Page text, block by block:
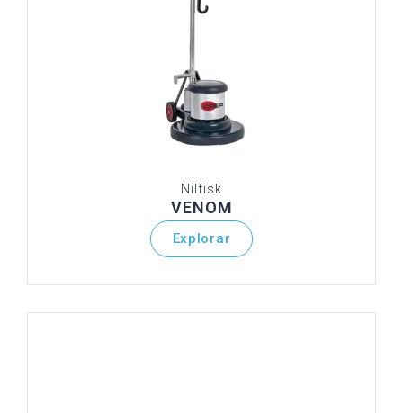
Nilfisk
VENOM
Explorar